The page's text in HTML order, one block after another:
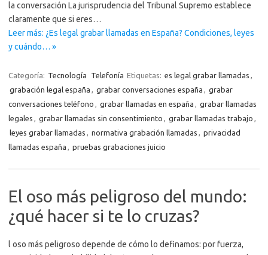
la conversación La jurisprudencia del Tribunal Supremo establece
claramente que si eres…
Leer más: ¿Es legal grabar llamadas en España? Condiciones, leyes
y cuándo… »
Categoría: Tecnología Telefonía Etiquetas: es legal grabar llamadas ,
grabación legal españa , grabar conversaciones españa , grabar
conversaciones teléfono , grabar llamadas en españa , grabar llamadas
legales , grabar llamadas sin consentimiento , grabar llamadas trabajo ,
leyes grabar llamadas , normativa grabación llamadas , privacidad
llamadas españa , pruebas grabaciones juicio
El oso más peligroso del mundo:
¿qué hacer si te lo cruzas?
l oso más peligroso depende de cómo lo definamos: por fuerza,